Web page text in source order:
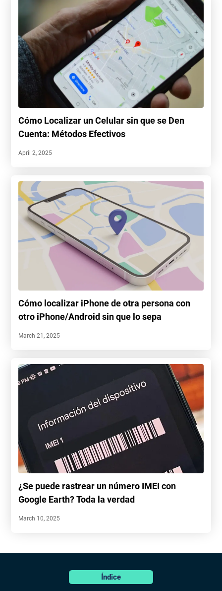
Índice
Cómo Localizar un Celular sin que se Den
Cuenta: Métodos Efectivos
April 2, 2025
Cómo localizar iPhone de otra persona con
otro iPhone/Android sin que lo sepa
March 21, 2025
¿Se puede rastrear un número IMEI con
Google Earth? Toda la verdad
March 10, 2025